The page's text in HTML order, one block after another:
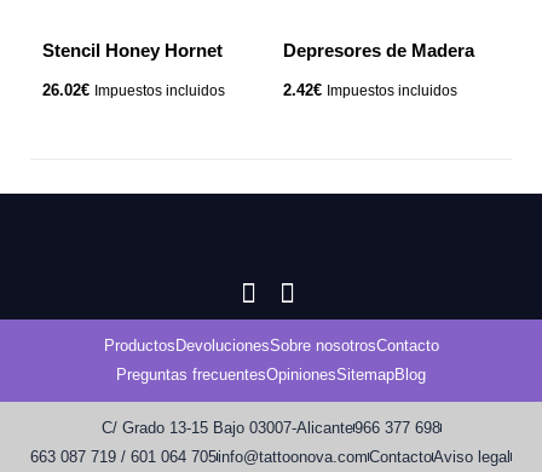
Stencil Honey Hornet
26.02€ Impuestos incluidos
Depresores de Madera
2.42€ Impuestos incluidos
Productos DevolucionesSobre nosotrosContacto
Preguntas frecuentesOpinionesSitemapBlog
C/ Grado 13-15 Bajo 03007-Alicante966 377 698
663 087 719 / 601 064 705info@tattoonova.comContactoAviso legal